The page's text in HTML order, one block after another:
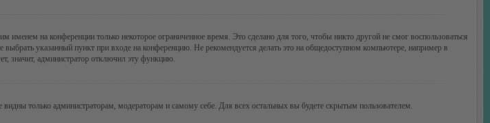
именем на конференции только некоторое ограниченное время. Это сделано для того, чтобы никто другой не смог воспользоваться
указанный пункт при входе на конференцию. Не рекомендуется делать это на общедоступном компьютере, например в
значит, администратор отключил эту функцию.
видны только администраторам, модераторам и самому себе. Для всех остальных вы будете скрытым пользователем.